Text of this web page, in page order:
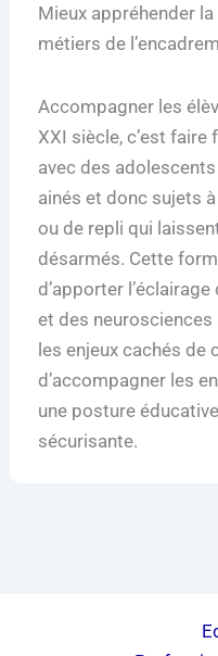
Mieux appréhender
métiers de
Accompagner les
XXI siècle, c’est faire
avec des
ainés et donc sujets
ou de repli qui
désarmés. Cette
d’apporter
et des
les enjeux cachés de
d’accompagner les
une posture
sécurisante.